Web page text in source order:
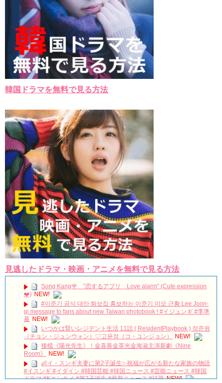
韓国ドラマを無料で見る方法
見逃したドラマ・映画・アニメを無料で見る方法
Song Kang🌹 "恋するアプリ Love alarm" (Cute expression
❤️) NEW!
#이준기 공식 대만 화보집 홍보하는 이준기 미모 근황 Lee Joon-
gi message to fans about new Taiwan photobook ! #イジュンギ #李準
基 NEW!
いつかは賢いレジデント生活 11話 ( ResidentPlaybook ) 정준원
（チョン・ジュンウォン）♡고윤정（コ・ユンジョン）
NEW!
接檔《陽光先生》！金喜善金英光金海淑主演新劇《Nine
Room》
NEW!
👶イ・スンギ夫妻に第2子誕生✨祝福が広がる新たな家族の物語
#イスンギ #イダイン #韓国芸能 #韓国ニュース #芸能ニュース #韓国
ドラマ #Kエンタメ #第2子誕生 #最新ニュース #話題 NEW!